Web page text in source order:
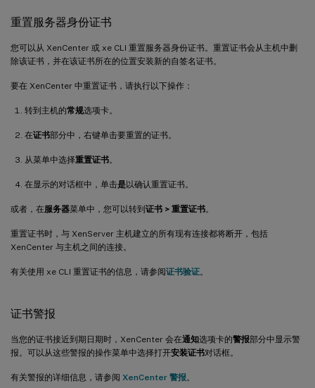
重置服务器身份证书
您可以从 XenCenter 或 xe CLI 重置服务器身份证书。重置证书会从主机中删
除该证书，并在该证书所在的位置安装新的自签名证书。
要在 XenCenter 中重置证书，请执行以下操作：
转到主机的常规选项卡。
在证书部分中，右键单击要重置的证书。
从菜单中选择重置证书。
在显示的对话框中，单击是以确认重置证书。
或者，在服务器菜单中，您可以转到证书 > 重置证书。
重置证书时，与 XenServer 主机建立的所有现有连接都将断开，包括
XenCenter 与主机之间的连接。
有关使用 xe CLI 重置证书的信息，请参阅证书验证。
证书警报
当您的证书接近到期日期时，XenCenter 会在通知选项卡的警报部分中显示警
报。可以从这些警报的操作菜单中选择打开安装证书对话框。
有关警报的详细信息，请参阅 XenCenter 警报。